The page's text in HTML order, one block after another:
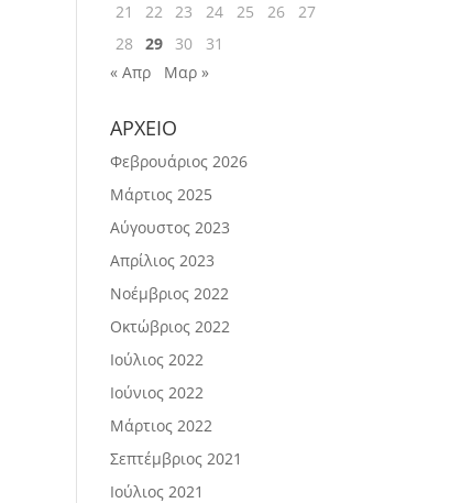
21
22 23 24 25 26
27
28
29 30
31
« Απρ
Μαρ »
ΑΡΧΕΙΟ
Φεβρουάριος 2026
Μάρτιος 2025
Αύγουστος 2023
Απρίλιος 2023
Νοέμβριος 2022
Οκτώβριος 2022
Ιούλιος 2022
Ιούνιος 2022
Μάρτιος 2022
Σεπτέμβριος 2021
Ιούλιος 2021